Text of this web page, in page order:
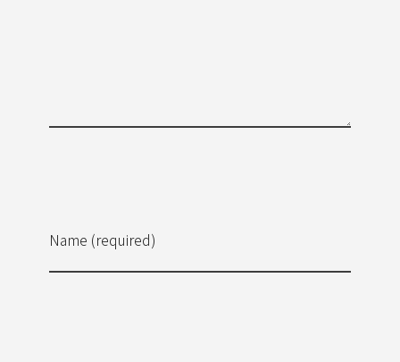
Name (required)